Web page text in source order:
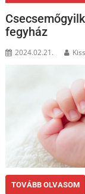
fegyház
2024.02.21.
TOVÁBB OLVASOM